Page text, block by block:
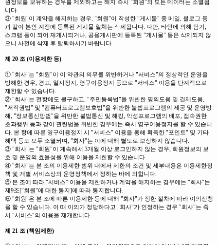
원정보를 보유하는 경우를 제외하고는 해지 즉시 "회원"의 모든 데이터는 소멸됩
니다.
③ "회원"이 계약을 해지하는 경우, "회원"이 작성한 "게시물" 중 메일, 블로그 등
과 같이 본인 계정에 등록된 게시물 일체는 삭제됩니다. 다만, 타인에 의해 담기,
스크랩 등이 되어 재게시되거나, 공용게시판에 등록된 "게시물" 등은 삭제되지 않
으니 사전에 삭제 후 탈퇴하시기 바랍니다.
제 20 조 (이용제한 등)
① "회사"는 "회원"이 이 약관의 의무를 위반하거나 "서비스"의 정상적인 운영을
방해한 경우, 경고, 일시정지, 영구이용정지 등으로 "서비스" 이용을 단계적으로
제한할 수 있습니다.
② "회사"는 전항에도 불구하고, "주민등록법"을 위반한 명의도용 및 결제도용,
"저작권법" 및 "컴퓨터프로그램보호법"을 위반한 불법프로그램의 제공 및 운영방
해, "정보통신망법"을 위반한 불법통신 및 해킹, 악성프로그램의 배포, 접속권한
초과행위 등과 같이 관련법을 위반한 경우에는 즉시 영구이용정지를 할 수 있습니
다. 본 항에 따른 영구이용정지 시 "서비스" 이용을 통해 획득한 "포인트" 및 기타
혜택 등도 모두 소멸되며, "회사"는 이에 대해 별도로 보상하지 않습니다.
③ "회사"는 "회원"이 계속해서 3개월 이상 로그인하지 않는 경우, 회원정보의 보
호 및 운영의 효율성을 위해 이용을 제한할 수 있습니다.
④ "회사"는 본 조의 이용제한 범위 내에서 제한의 조건 및 세부내용은 이용제한정
책 및 개별 서비스상의 운영정책에서 정하는 바에 의합니다.
⑤ 본 조에 따라 "서비스" 이용을 제한하거나 계약을 해지하는 경우에는 "회사"는
제9조["회원"에 대한 통지]에 따라 통지합니다.
⑥ "회원"은 본 조에 따른 이용제한 등에 대해 "회사"가 정한 절차에 따라 이의신청
을 할 수 있습니다. 이 때 이의가 정당하다고 "회사"가 인정하는 경우 "회사"는 즉
시 "서비스"의 이용을 재개합니다.
제 21 조 (책임제한)